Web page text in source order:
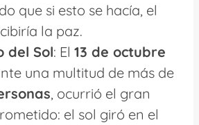
que si esto se hacía, el
la paz.
del Sol: El 13 de octubre
una multitud de más de
, ocurrió el gran
el sol giró en el